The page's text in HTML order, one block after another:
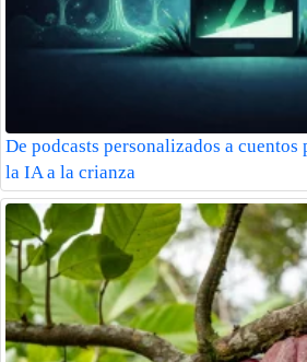
De podcasts personalizados a
la IA a la crianza